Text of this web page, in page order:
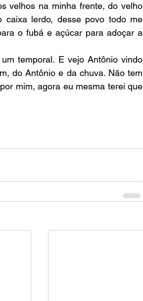
velhos na minha frente, do velho
lerdo, desse povo todo me
o fubá e açúcar para adoçar a
do Antônio e da chuva. Não tem
mim, agora eu mesma terei que